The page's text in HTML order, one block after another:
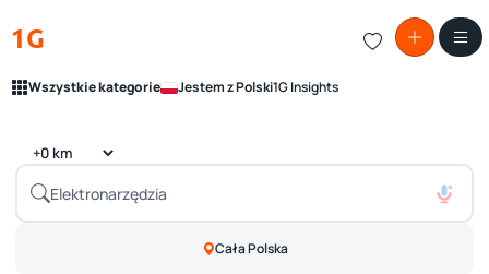
1G
Wszystkie kategorie Jestem z Polski1G Insights
Cała Polska